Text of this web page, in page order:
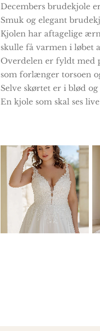
Decembers brudekjole
Smuk og elegant
Kjolen har aftagelige
skulle få varmen i løbet
Overdelen er fyldt med
som forlænger torsoen
Selve skørtet er i blød
En kjole som skal ses